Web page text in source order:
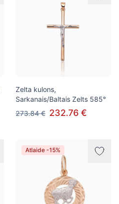
Zelta kulons,
Sarkanais/Baltais Zelts 585°
273.84 € 232.76 €
Atlaide -15%